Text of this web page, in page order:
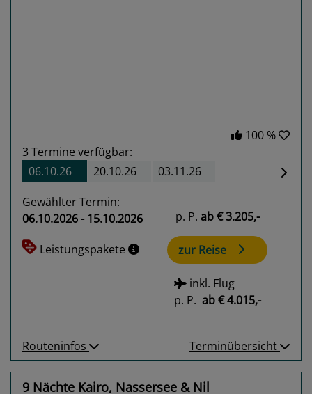
100 %
3 Termine verfügbar:
06.10.26
20.10.26 03.11.26
Gewählter Termin:
06.10.2026 - 15.10.2026
Leistungspakete
p. P. ab€ 3.205,-
zur Reise
inkl. Flug
p. P. ab€ 4.015,-
Routeninfos Terminübersicht
9 Nächte Kairo, Nassersee & Nil